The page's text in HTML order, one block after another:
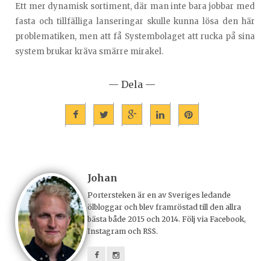
Ett mer dynamisk sortiment, där man inte bara jobbar med
fasta och tillfälliga lanseringar skulle kunna lösa den här
problematiken, men att få Systembolaget att rucka på sina
system brukar kräva smärre mirakel.
— Dela —
Johan
Portersteken är en av Sveriges ledande
ölbloggar och blev framröstad till den allra
bästa både 2015 och 2014. Följ via Facebook,
Instagram och RSS.